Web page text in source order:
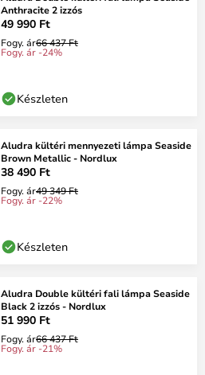
Anthracite 2 izzós
49 990 Ft
Fogy. ár66 437 Ft
Fogy. ár -24%
Készleten
Aludra kültéri mennyezeti lámpa Seaside
Brown Metallic - Nordlux
38 490 Ft
Fogy. ár49 349 Ft
Fogy. ár -22%
Készleten
Aludra Double kültéri fali lámpa Seaside
Black 2 izzós - Nordlux
51 990 Ft
Fogy. ár66 437 Ft
Fogy. ár -21%